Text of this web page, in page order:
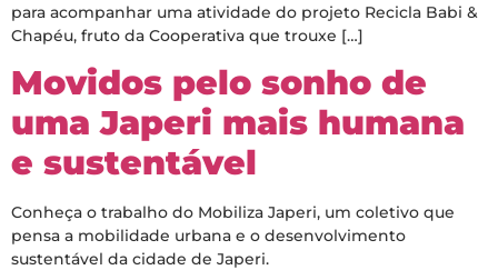
para acompanhar uma atividade do projeto Recicla Babi &
Chapéu, fruto da Cooperativa que trouxe […]
Movidos pelo sonho de
uma Japeri mais humana
e sustentável
Conheça o trabalho do Mobiliza Japeri, um coletivo que
pensa a mobilidade urbana e o desenvolvimento
sustentável da cidade de Japeri.